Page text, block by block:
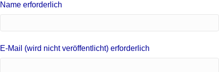
Name erforderlich
E-Mail (wird nicht veröffentlicht) erforderlich